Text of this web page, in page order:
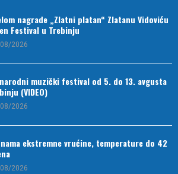
nagrade „Zlatni platan“ Zlatanu Vidoviću
Festival u Trebinju
2026
muzički festival od 5. do 13. avgusta
(VIDEO)
2026
ekstremne vrućine, temperature do 42
2026